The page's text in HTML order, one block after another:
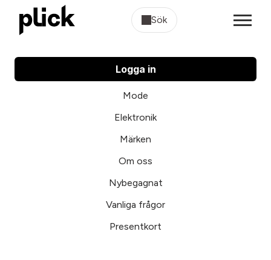
Sök
Logga in
Mode
Elektronik
Märken
Om oss
Nybegagnat
Vanliga frågor
Presentkort